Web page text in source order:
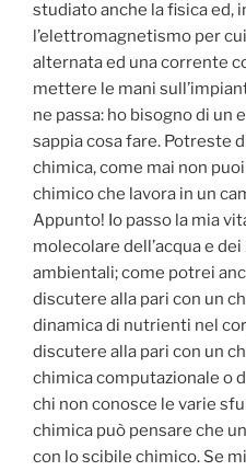
studiato anche la fisica ed,
l’elettromagnetismo per
alternata ed una corrente
mettere le mani
ne passa: ho bisogno di
sappia cosa fare. Potreste
chimica, come mai non
chimico che lavora in un
Appunto! Io passo la mia
molecolare dell’acqua e
ambientali; come potrei
discutere alla pari con un
dinamica di nutrienti nel
discutere alla pari con un
chimica computazionale o
chi non conosce le varie
chimica può pensare che
con lo scibile chimico. Se